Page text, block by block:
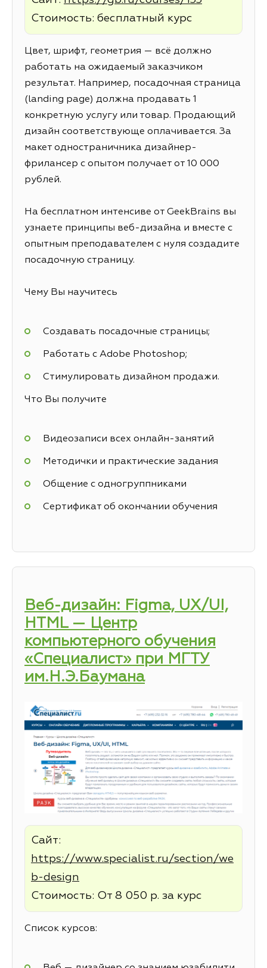
Стоимость: бесплатный курс
Цвет, шрифт, геометрия — всё должно
работать на ожидаемый заказчиком
результат. Например, посадочная страница
(landing page) должна продавать 1
конкретную услугу или товар. Продающий
дизайн соответствующе оплачивается. За
макет одностраничника дизайнер-
фрилансер с опытом получает от 10 000
рублей.
На бесплатном интенсиве от GeekBrains вы
узнаете принципы веб-дизайна и вместе с
опытным преподавателем с нуля создадите
посадочную страницу.
Чему Вы научитесь
Создавать посадочные страницы;
Работать с Adobe Photoshop;
Стимулировать дизайном продажи.
Что Вы получите
Видеозаписи всех онлайн-занятий
Методички и практические задания
Общение с одногруппниками
Сертификат об окончании обучения
Веб-дизайн: Figma, UX/UI,
HTML — Центр
компьютерного обучения
«Специалист» при МГТУ
им.Н.Э.Баумана
Сайт:
https://www.specialist.ru/section/we
b-design
Стоимость: От 8 050 р. за курс
Список курсов: